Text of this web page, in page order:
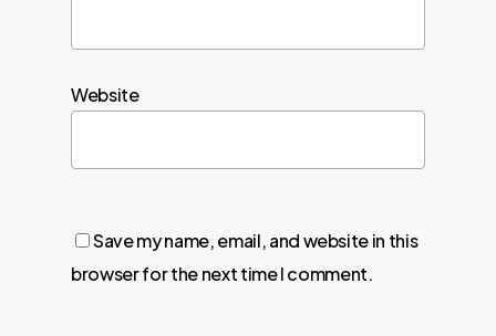
Website
Save my name, email, and website in this
browser for the next time I comment.